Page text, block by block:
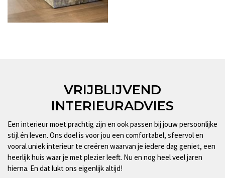
VRIJBLIJVEND
INTERIEURADVIES
Een interieur moet prachtig zijn en ook passen bij jouw persoonlijke
stijl én leven. Ons doel is voor jou een comfortabel, sfeervol en
vooral uniek interieur te creëren waarvan je iedere dag geniet, een
heerlijk huis waar je met plezier leeft. Nu en nog heel veel jaren
hierna. En dat lukt ons eigenlijk altijd!